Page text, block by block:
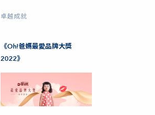
卓越成就
《Oh!爸媽最愛品牌大獎
2022》